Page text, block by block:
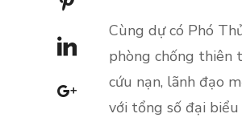
Cùng dự có Phó
phòng chống thiên
cứu nạn, lãnh đạo
với tổng số đại